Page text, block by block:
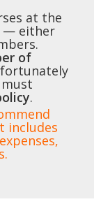
at the
— either
of
.
includes